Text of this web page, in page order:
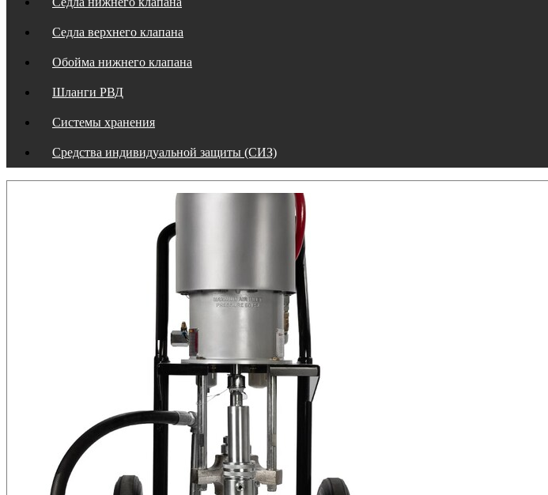
Седла верхнего клапана
Обойма нижнего клапана
Шланги РВД
Системы хранения
Средства индивидуальной защиты (СИЗ)